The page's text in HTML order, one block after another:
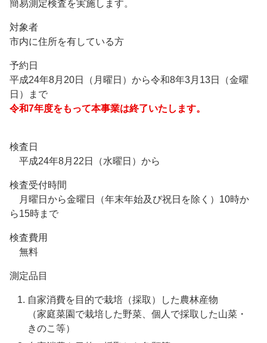
簡易測定検査を実施します。
対象者
市内に住所を有している方
予約日
平成24年8月20日（月曜日）から令和8年3月13日（金曜
日）まで
令和7年度をもって本事業は終了いたします。
検査日
平成24年8月22日（水曜日）から
検査受付時間
月曜日から金曜日（年末年始及び祝日を除く）10時か
ら15時まで
検査費用
無料
測定品目
自家消費を目的で栽培（採取）した農林産物
（家庭菜園で栽培した野菜、個人で採取した山菜・
きのこ等）